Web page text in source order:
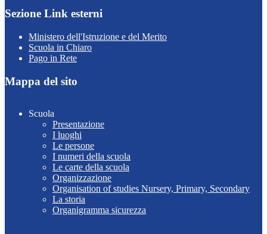
Sezione Link esterni
Ministero dell'Istruzione e del Merito
Scuola in Chiaro
Pago in Rete
Mappa del sito
Scuola
Presentazione
I luoghi
Le persone
I numeri della scuola
Le carte della scuola
Organizzazione
Organisation of studies Nursery, Primary, Secondary
La storia
Organigramma sicurezza